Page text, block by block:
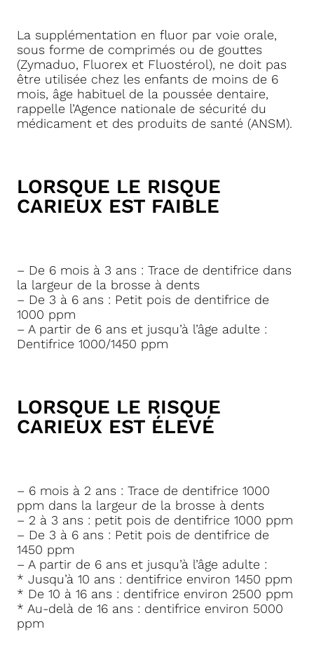
La supplémentation en fluor par voie orale,
sous forme de comprimés ou de gouttes
(Zymaduo, Fluorex et Fluostérol), ne doit pas
être utilisée chez les enfants de moins de 6
mois, âge habituel de la poussée dentaire,
rappelle l’Agence nationale de sécurité du
médicament et des produits de santé (ANSM).
LORSQUE LE RISQUE
CARIEUX EST FAIBLE
– De 6 mois à 3 ans : Trace de dentifrice dans
la largeur de la brosse à dents
– De 3 à 6 ans : Petit pois de dentifrice de
1000 ppm
– A partir de 6 ans et jusqu’à l’âge adulte :
Dentifrice 1000/1450 ppm
LORSQUE LE RISQUE
CARIEUX EST ÉLEVÉ
– 6 mois à 2 ans : Trace de dentifrice 1000
ppm dans la largeur de la brosse à dents
– 2 à 3 ans : petit pois de dentifrice 1000 ppm
– De 3 à 6 ans : Petit pois de dentifrice de
1450 ppm
– A partir de 6 ans et jusqu’à l’âge adulte :
* Jusqu’à 10 ans : dentifrice environ 1450 ppm
* De 10 à 16 ans : dentifrice environ 2500 ppm
* Au-delà de 16 ans : dentifrice environ 5000
ppm